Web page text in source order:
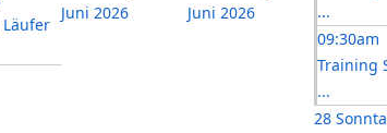
Juni 2026
Juni 2026
...
09:30am
Training
...
28